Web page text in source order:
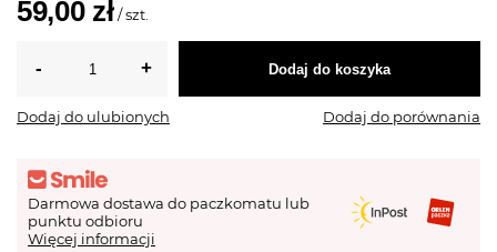
59,00 zł /szt.
Dodaj do koszyka
Dodaj do ulubionych Dodaj do porównania
Darmowa dostawa do paczkomatu lub
punktu odbioru
Więcej informacji